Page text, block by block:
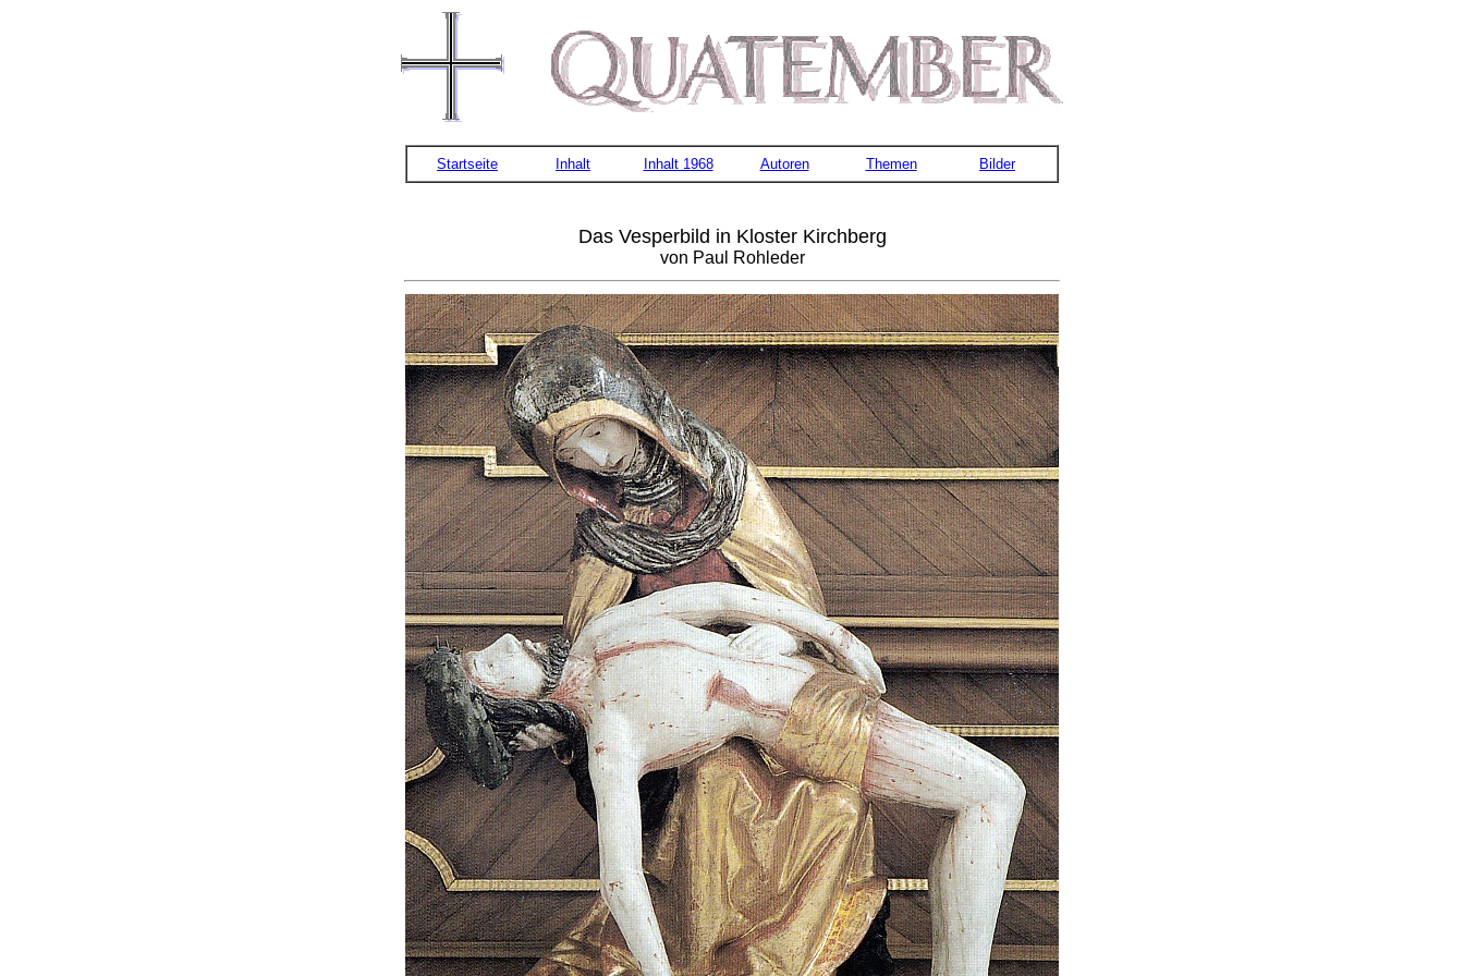
Startseite Inhalt Inhalt 1968 Autoren Themen Bilder
Das Vesperbild in Kloster Kirchberg
von Paul Rohleder